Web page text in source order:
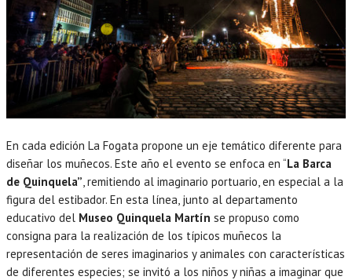
En cada edición La Fogata propone un eje temático diferente para
diseñar los muñecos. Este año el evento se enfoca en “La Barca
de Quinquela” , remitiendo al imaginario portuario, en especial a la
figura del estibador. En esta línea, junto al departamento
educativo del Museo Quinquela Martín se propuso como
consigna para la realización de los típicos muñecos la
representación de seres imaginarios y animales con características
de diferentes especies; se invitó a los niños y niñas a imaginar que